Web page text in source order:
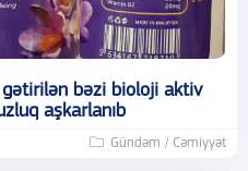
bəzi bioloji aktiv
aşkarlanıb
Gündəm / Cəmiyyət